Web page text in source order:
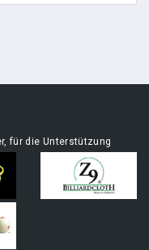
für die Unterstützung